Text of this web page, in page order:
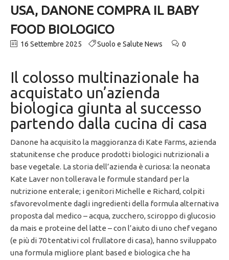
USA, DANONE COMPRA IL BABY
FOOD BIOLOGICO
16 Settembre 2025 Suolo e Salute News 0
Il colosso multinazionale ha
acquistato un’azienda
biologica giunta al successo
partendo dalla cucina di casa
Danone ha acquisito la maggioranza di Kate Farms, azienda
statunitense che produce prodotti biologici nutrizionali a
base vegetale. La storia dell’azienda è curiosa: la neonata
Kate Laver non tollerava le formule standard per la
nutrizione enterale; i genitori Michelle e Richard, colpiti
sfavorevolmente dagli ingredienti della formula alternativa
proposta dal medico – acqua, zucchero, sciroppo di glucosio
da mais e proteine del latte – con l’aiuto di uno chef vegano
(e più di 70 tentativi col frullatore di casa), hanno sviluppato
una formula migliore plant based e biologica che ha